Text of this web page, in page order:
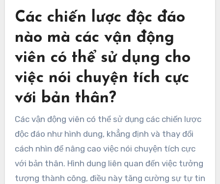
Các chiến lược độc đáo
nào mà các vận động
viên có thể sử dụng cho
việc nói chuyện tích cực
với bản thân?
Các vận động viên có thể sử dụng các chiến lược
độc đáo như hình dung, khẳng định và thay đổi
cách nhìn để nâng cao việc nói chuyện tích cực
với bản thân. Hình dung liên quan đến việc tưởng
tượng thành công, điều này tăng cường sự tự tin